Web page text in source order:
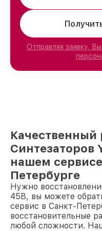
Отправляя заявку,
Качественный
Синтезаторов
нашем
Петербурге
Нужно
45B, вы можете
сервис в Санкт-
восстановительные
любой сложности.